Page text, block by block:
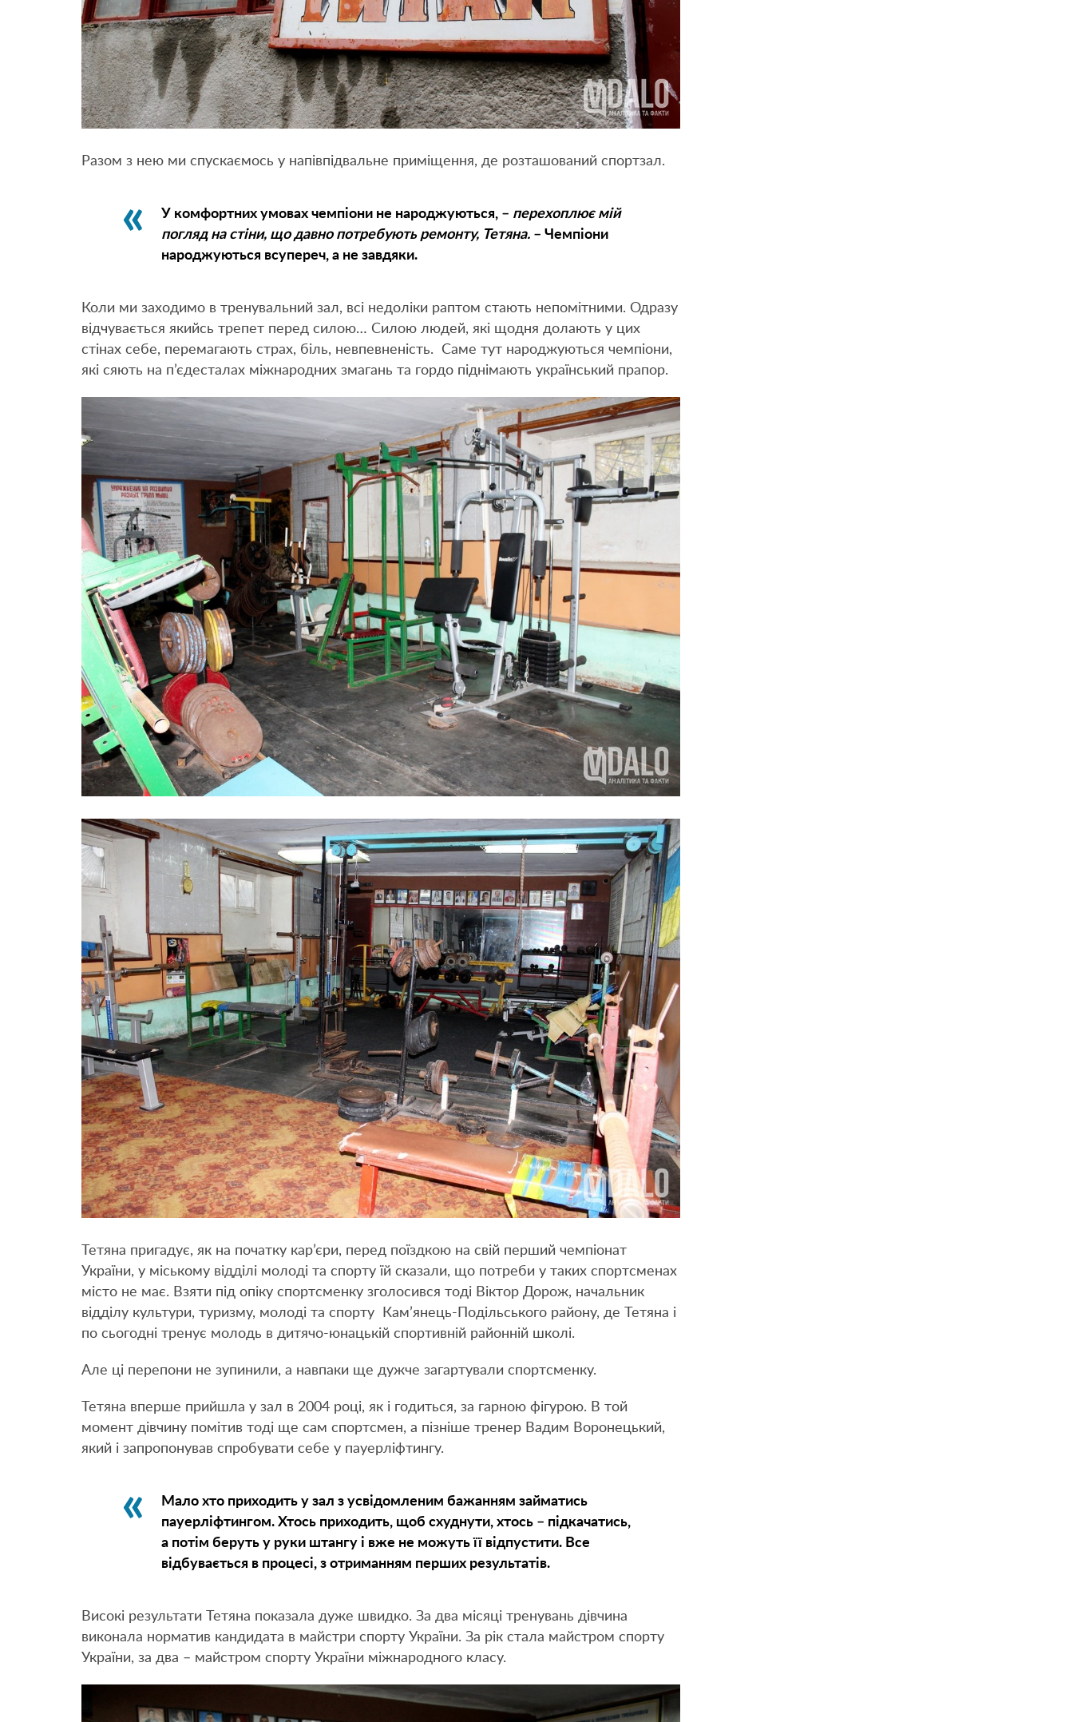
Разом з нею ми спускаємось у напівпідвальне приміщення, де розташований спортзал.
У комфортних умовах чемпіони не народжуються, – перехоплює мій
погляд на стіни, що давно потребують ремонту, Тетяна. – Чемпіони
народжуються всупереч, а не завдяки.
Коли ми заходимо в тренувальний зал, всі недоліки раптом стають непомітними. Одразу
відчувається якийсь трепет перед силою… Силою людей, які щодня долають у цих
стінах себе, перемагають страх, біль, невпевненість. Саме тут народжуються чемпіони,
які сяють на п’єдесталах міжнародних змагань та гордо піднімають український прапор.
Тетяна пригадує, як на початку кар’єри, перед поїздкою на свій перший чемпіонат
України, у міському відділі молоді та спорту їй сказали, що потреби у таких спортсменах
місто не має. Взяти під опіку спортсменку зголосився тоді Віктор Дорож, начальник
відділу культури, туризму, молоді та спорту Кам’янець-Подільського району, де Тетяна і
по сьогодні тренує молодь в дитячо-юнацькій спортивній районній школі.
Але ці перепони не зупинили, а навпаки ще дужче загартували спортсменку.
Тетяна вперше прийшла у зал в 2004 році, як і годиться, за гарною фігурою. В той
момент дівчину помітив тоді ще сам спортсмен, а пізніше тренер Вадим Воронецький,
який і запропонував спробувати себе у пауерліфтингу.
Мало хто приходить у зал з усвідомленим бажанням займатись
пауерліфтингом. Хтось приходить, щоб схуднути, хтось – підкачатись,
а потім беруть у руки штангу і вже не можуть її відпустити. Все
відбувається в процесі, з отриманням перших результатів.
Високі результати Тетяна показала дуже швидко. За два місяці тренувань дівчина
виконала норматив кандидата в майстри спорту України. За рік стала майстром спорту
України, за два – майстром спорту України міжнародного класу.